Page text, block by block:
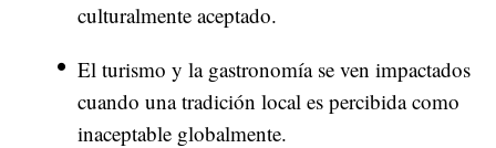
culturalmente aceptado.
El turismo y la gastronomía se ven impactados
cuando una tradición local es percibida como
inaceptable globalmente.